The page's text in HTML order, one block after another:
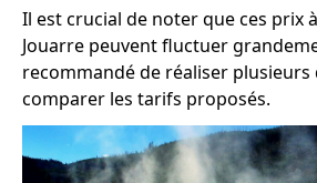
Il est crucial de noter que ces prix
Jouarre peuvent fluctuer
recommandé de réaliser plusieurs
comparer les tarifs proposés.